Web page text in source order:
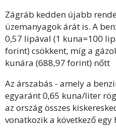
Zágráb kedden újabb
üzemanyagok árát is. A
0,57 lipával (1 kuna=100
forint) csökkent, míg a
kunára (688,97 forint) nőtt
Az árszabás - amely a
egyaránt 0,65 kuna/liter
az ország összes
vonatkozik a következő egy